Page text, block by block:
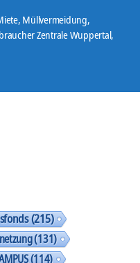
eigenen
Wohnung“
, Müllvermeidung,
Zentrale Wuppertal,
(215)
(131)
(114)